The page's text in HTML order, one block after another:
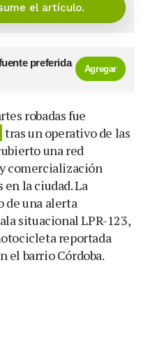
el artículo.
preferida
Agregar
robadas fue
tras un operativo de las
una red
comercialización
la ciudad. La
de una alerta
situacional LPR-123,
reportada
el barrio Córdoba.